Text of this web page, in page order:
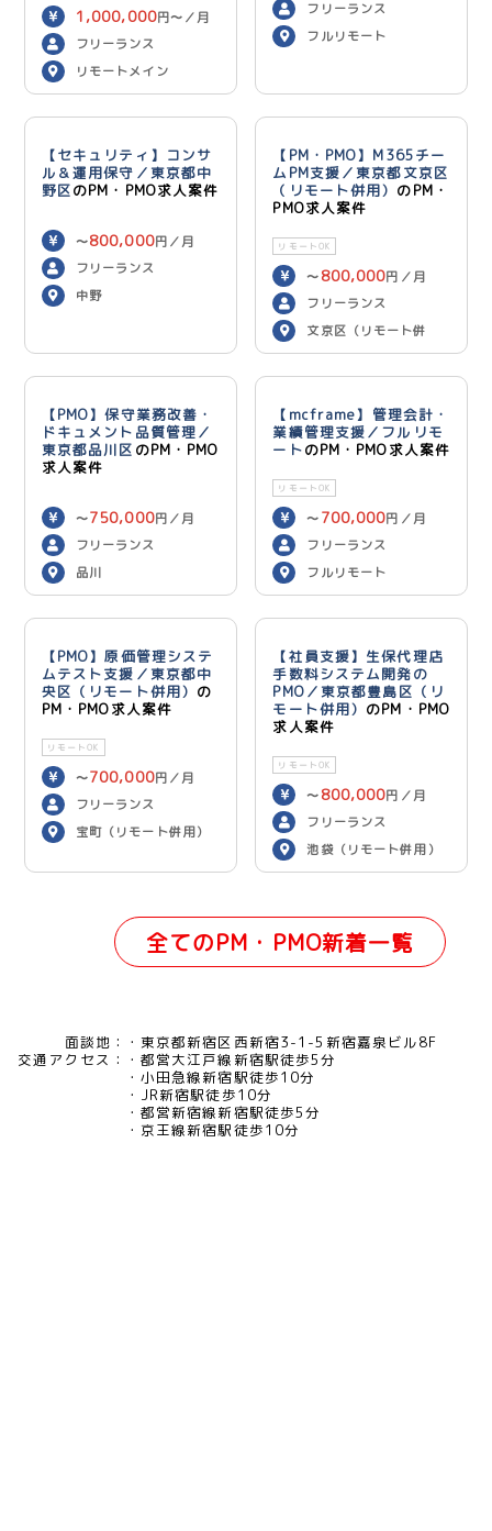
1,000,000円〜／月
フリーランス
リモートメイン
フリーランス
フルリモート
【セキュリティ】コンサ
ル＆運用保守／東京都中
野区のPM・PMO求人案件
〜800,000円／月
フリーランス
中野
【PM・PMO】M365チー
ムPM支援／東京都文京区
（リモート併用） のPM・
PMO求人案件
リモートOK
〜 800,000円／月
フリーランス
文京区（リモート併
用）
【PMO】保守業務改善・
ドキュメント品質管理／
東京都品川区 のPM・PMO
求人案件
〜750,000円／月
フリーランス
品川
【mcframe】管理会計・
業績管理支援／フルリモ
ートのPM・PMO求人案件
リモートOK
〜 700,000円／月
フリーランス
フルリモート
【PMO】原価管理システ
ムテスト支援／東京都中
央区（リモート併用） の
PM・PMO求人案件
リモートOK
〜700,000円／月
フリーランス
宝町（リモート併用）
【社員支援】生保代理店
手数料システム開発の
PMO／東京都豊島区（リ
モート併用） のPM・PMO
求人案件
リモートOK
〜 800,000円／月
フリーランス
池袋（リモート併用）
全てのPM・PMO新着一覧
面談地：
東京都新宿区西新宿3-1-5新宿嘉泉ビル8F
交通アクセス：
都営大江戸線新宿駅徒歩5分
小田急線新宿駅徒歩10分
JR新宿駅徒歩10分
都営新宿線新宿駅徒歩5分
京王線新宿駅徒歩10分